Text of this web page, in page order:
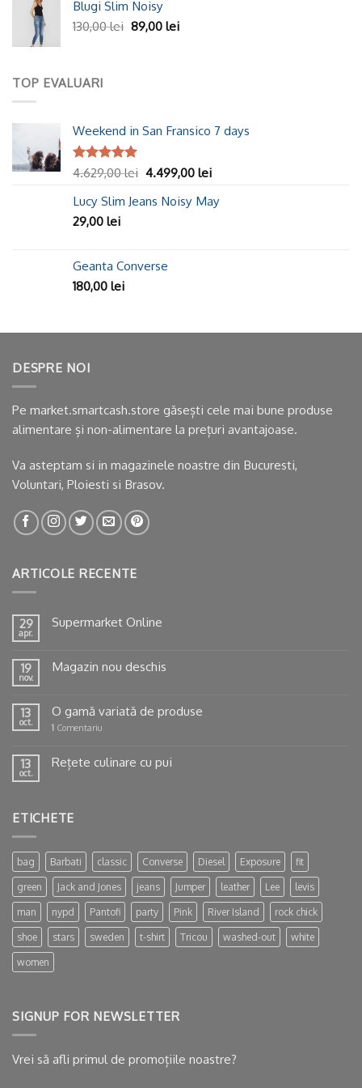
Blugi Slim Noisy
130,00lei 89,00 lei
TOP EVALUARI
Weekend in San Fransico 7 days
Evaluat la
4.629,00lei 4.499,00 lei
Lucy Slim Jeans Noisy May
29,00 lei
Geanta Converse
180,00 lei
DESPRE NOI
Pe market.smartcash.store găsești cele mai bune produse
alimentare și non-alimentare la prețuri avantajoase.
Va asteptam si in magazinele noastre din Bucuresti,
Voluntari, Ploiesti si Brasov.
ARTICOLE RECENTE
29
apr.
Supermarket Online
19
nov.
Magazin nou deschis
13
oct.
O gamă variată de produse
1 Comentariu
13
oct.
Rețete culinare cu pui
ETICHETE
bag Barbati classic Converse Diesel Exposure fit
green Jack and Jones jeans Jumper leather Lee levis
man nypd Pantofi party Pink River Island rock chick
shoe stars sweden t-shirt Tricou washed-out white
women
SIGNUP FOR NEWSLETTER
Vrei să afli primul de promoțiile noastre?